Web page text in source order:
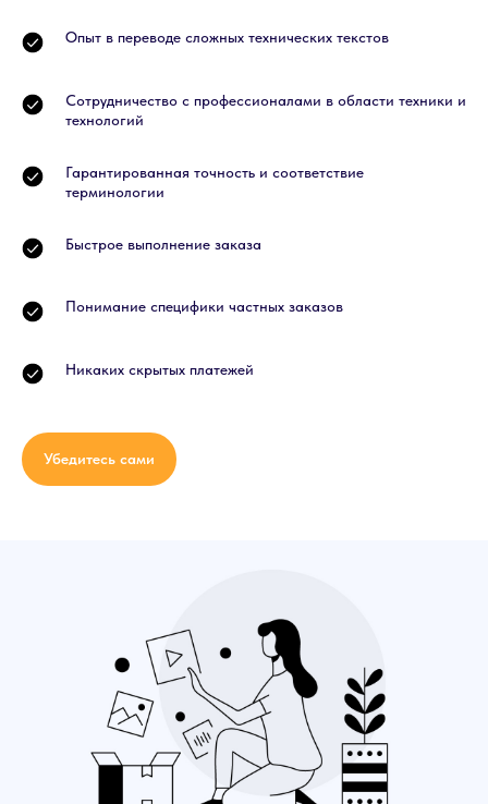
Опыт в переводе сложных технических текстов
Сотрудничество с профессионалами в области техники и
технологий
Гарантированная точность и соответствие
терминологии
Быстрое выполнение заказа
Понимание специфики частных заказов
Никаких скрытых платежей
Убедитесь сами